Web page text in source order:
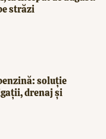
străzi
soluție
drenaj și